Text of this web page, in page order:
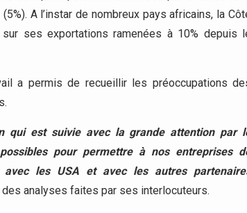
A l’instar de nombreux pays africains, la
ses exportations ramenées à 10% depuis
a permis de recueillir les préoccupations
qui est suivie avec la grande attention par
pour permettre à nos entreprises
les USA et avec les autres
analyses faites par ses interlocuteurs.